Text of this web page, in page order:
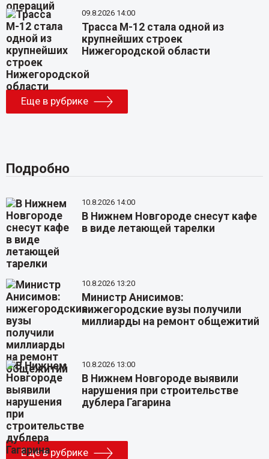
09.8.2026 14:00
Трасса М-12 стала одной из
крупнейших строек
Нижегородской области
Еще в рубрике
Подробно
10.8.2026 14:00
В Нижнем Новгороде снесут кафе
в виде летающей тарелки
10.8.2026 13:20
Министр Анисимов:
нижегородские вузы получили
миллиарды на ремонт общежитий
10.8.2026 13:00
В Нижнем Новгороде выявили
нарушения при строительстве
дублера Гагарина
Еще в рубрике